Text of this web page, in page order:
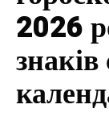
2026
знаків